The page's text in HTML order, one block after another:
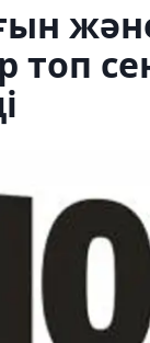
және
топ